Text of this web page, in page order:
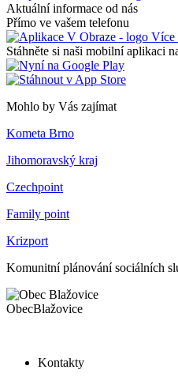
Aktuální informace od nás
Přímo ve vašem telefonu
Více
Stáhněte si naši mobilní aplikaci
Mohlo by Vás zajímat
Kometa Brno
Jihomoravský kraj
Czechpoint
Family point
Krizport
Komunitní plánování sociálních
ObecBlažovice
Kontakty